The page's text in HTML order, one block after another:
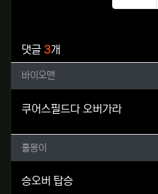
추천
댓글 3개
바이오맨님의 댓글
바이오맨
쿠어스필드다 오버가라
홀몽이님의 댓글
홀몽이
승오버 탑승